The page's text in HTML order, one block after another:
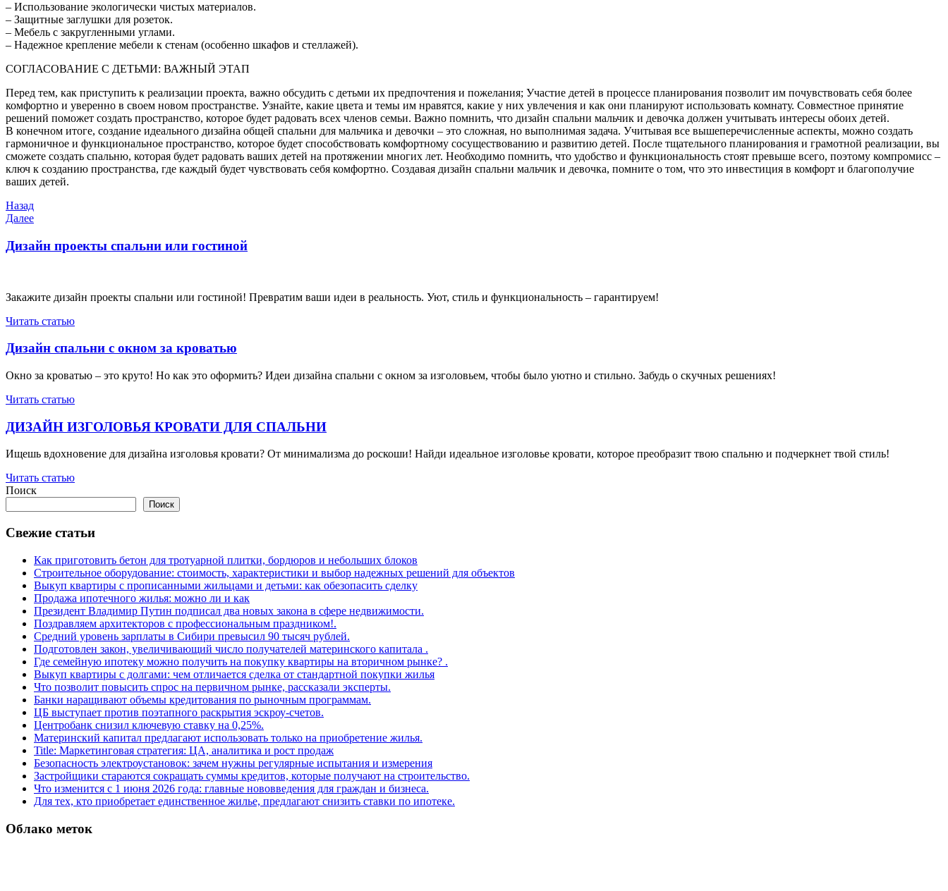
– Использование экологически чистых материалов.
– Защитные заглушки для розеток.
– Мебель с закругленными углами.
– Надежное крепление мебели к стенам (особенно шкафов и стеллажей).
СОГЛАСОВАНИЕ С ДЕТЬМИ: ВАЖНЫЙ ЭТАП
Перед тем, как приступить к реализации проекта, важно обсудить с детьми их предпочтения и пожелания; Участие детей в процессе планирования позволит им почувствовать себя более
комфортно и уверенно в своем новом пространстве. Узнайте, какие цвета и темы им нравятся, какие у них увлечения и как они планируют использовать комнату. Совместное принятие
решений поможет создать пространство, которое будет радовать всех членов семьи. Важно помнить, что дизайн спальни мальчик и девочка должен учитывать интересы обоих детей.
В конечном итоге, создание идеального дизайна общей спальни для мальчика и девочки – это сложная, но выполнимая задача. Учитывая все вышеперечисленные аспекты, можно создать
гармоничное и функциональное пространство, которое будет способствовать комфортному сосуществованию и развитию детей. После тщательного планирования и грамотной реализации, вы
сможете создать спальню, которая будет радовать ваших детей на протяжении многих лет. Необходимо помнить, что удобство и функциональность стоят превыше всего, поэтому компромисс –
ключ к созданию пространства, где каждый будет чувствовать себя комфортно. Создавая дизайн спальни мальчик и девочка, помните о том, что это инвестиция в комфорт и благополучие
ваших детей.
Навигация
по
записям
Предыдущая
запись
Назад
Следующая
Далее
Дизайн проекты спальни или гостиной
Закажите дизайн проекты спальни или гостиной! Превратим ваши идеи в реальность. Уют, стиль и функциональность – гарантируем!
Читать статью
Дизайн спальни с окном за кроватью
Окно за кроватью – это круто! Но как это оформить? Идеи дизайна спальни с окном за изголовьем, чтобы было уютно и стильно. Забудь о скучных решениях!
Читать статью
ДИЗАЙН ИЗГОЛОВЬЯ КРОВАТИ ДЛЯ СПАЛЬНИ
Ищешь вдохновение для дизайна изголовья кровати? От минимализма до роскоши! Найди идеальное изголовье кровати, которое преобразит твою спальню и подчеркнет твой стиль!
Читать статью
Поиск
Поиск
Свежие статьи
Как приготовить бетон для тротуарной плитки, бордюров и небольших блоков
Строительное оборудование: стоимость, характеристики и выбор надежных решений для объектов
Выкуп квартиры с прописанными жильцами и детьми: как обезопасить сделку
Продажа ипотечного жилья: можно ли и как
Президент Владимир Путин подписал два новых закона в сфере недвижимости.
Поздравляем архитекторов с профессиональным праздником!.
Средний уровень зарплаты в Сибири превысил 90 тысяч рублей.
Подготовлен закон, увеличивающий число получателей материнского капитала .
Где семейную ипотеку можно получить на покупку квартиры на вторичном рынке? .
Выкуп квартиры с долгами: чем отличается сделка от стандартной покупки жилья
Что позволит повысить спрос на первичном рынке, рассказали эксперты.
Банки наращивают объемы кредитования по рыночным программам.
ЦБ выступает против поэтапного раскрытия эскроу-счетов.
Центробанк снизил ключевую ставку на 0,25%.
Материнский капитал предлагают использовать только на приобретение жилья.
Title: Маркетинговая стратегия: ЦА, аналитика и рост продаж
Безопасность электроустановок: зачем нужны регулярные испытания и измерения
Застройщики стараются сокращать суммы кредитов, которые получают на строительство.
Что изменится с 1 июня 2026 года: главные нововведения для граждан и бизнеса.
Для тех, кто приобретает единственное жилье, предлагают снизить ставки по ипотеке.
Облако меток